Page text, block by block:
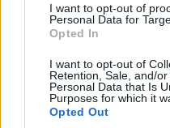
I want to opt-out of
Personal Data for
Opted In
I want to opt-out of
Retention, Sale, and/
Personal Data that Is
Purposes for which it
Opted Out
Pulzusméréssel segíti
balatoni kardioösvény
4 és egy 8 km-es
Balatonalmádiban.